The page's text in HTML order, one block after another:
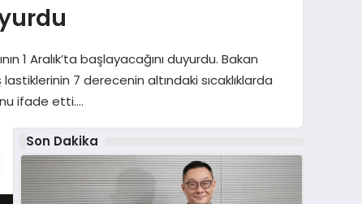
1 Aralık’ta başlayacağını duyurdu. Bakan
7 derecenin altındaki sıcaklıklarda
ifade etti….
Son Dakika